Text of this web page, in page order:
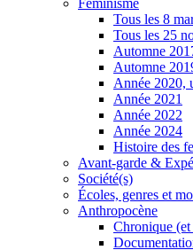
Féminisme
Tous les 8
Tous les 25
Automne
Automne
Année 2020,
Année 2021
Année 2022
Année 2024
Histoire des
Avant-garde &
Société(s)
Écoles, genres et
Anthropocène
Chronique (et